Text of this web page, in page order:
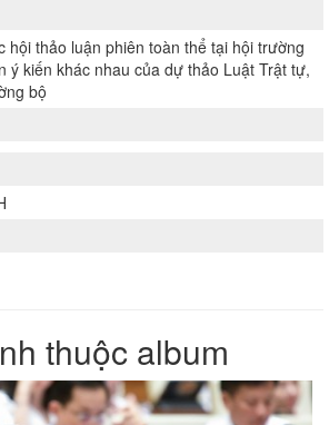
hội thảo luận phiên toàn thể tại hội trường
ý kiến khác nhau của dự thảo Luật Trật tự,
bộ
thuộc album